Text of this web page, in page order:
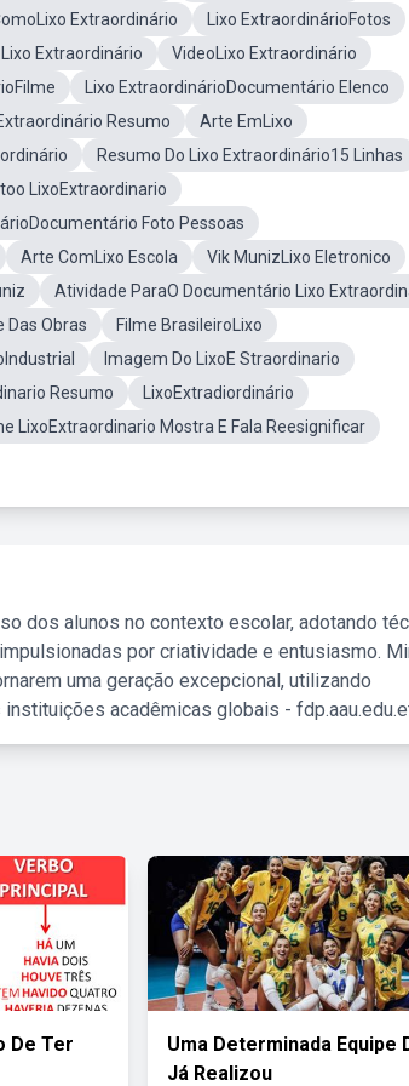
Extraordinário
Lixo ExtraordinárioFotos
Extraordinário
VideoLixo Extraordinário
Lixo ExtraordinárioDocumentário Elenco
Resumo
Arte EmLixo
Resumo Do Lixo Extraordinário15 Linhas
LixoExtraordinario
Foto Pessoas
Arte ComLixo Escola
Vik MunizLixo Eletronico
Atividade ParaO Documentário Lixo
Das Obras
Filme BrasileiroLixo
Imagem Do LixoE Straordinario
Resumo
LixoExtradiordinário
LixoExtraordinario Mostra E Fala Reesignificar
dos alunos no contexto escolar, adotando
por criatividade e entusiasmo.
uma geração excepcional, utilizando
acadêmicas globais -
De Ter
Uma Determinada Equipe
Já Realizou